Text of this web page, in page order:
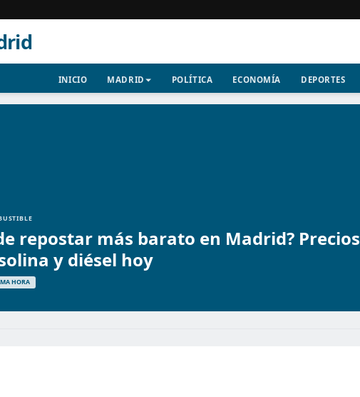
INICIO MADRID POLÍTICA ECONOMÍA DEPORTES
repostar más barato en Madrid? Precios
y diésel hoy
HORA